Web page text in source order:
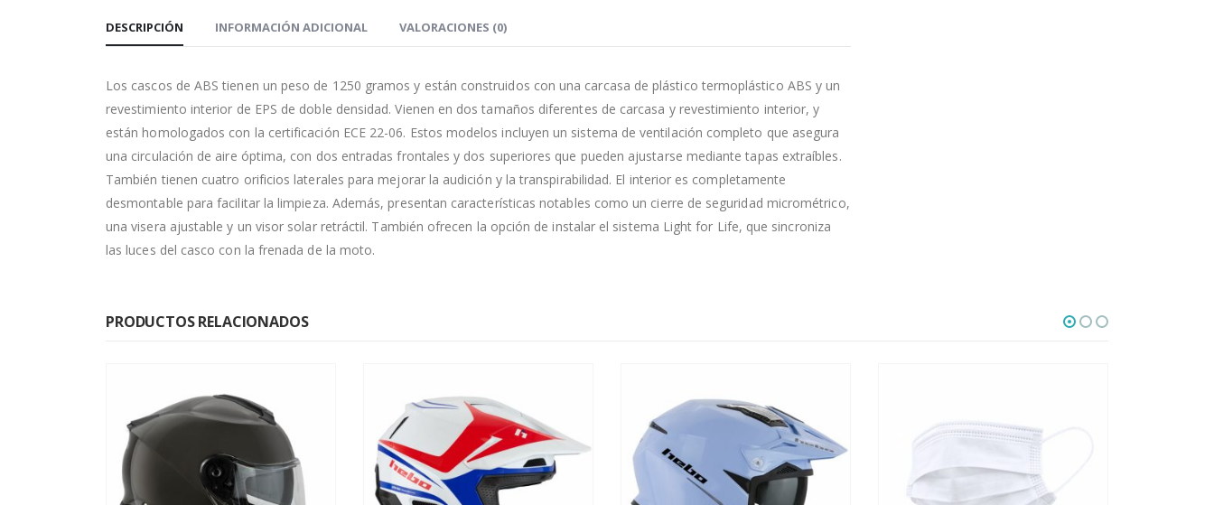
DESCRIPCIÓN INFORMACIÓN ADICIONAL VALORACIONES (0)
Los cascos de ABS tienen un peso de 1250 gramos y están construidos con una carcasa de plástico termoplástico ABS y un
revestimiento interior de EPS de doble densidad. Vienen en dos tamaños diferentes de carcasa y revestimiento interior, y
están homologados con la certificación ECE 22-06. Estos modelos incluyen un sistema de ventilación completo que asegura
una circulación de aire óptima, con dos entradas frontales y dos superiores que pueden ajustarse mediante tapas extraíbles.
También tienen cuatro orificios laterales para mejorar la audición y la transpirabilidad. El interior es completamente
desmontable para facilitar la limpieza. Además, presentan características notables como un cierre de seguridad micrométrico,
una visera ajustable y un visor solar retráctil. También ofrecen la opción de instalar el sistema Light for Life, que sincroniza
las luces del casco con la frenada de la moto.
PRODUCTOS RELACIONADOS